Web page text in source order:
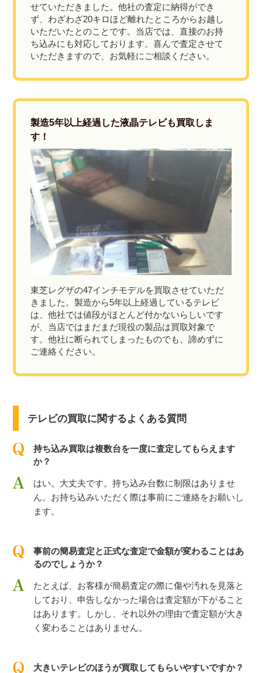
せていただきました。他社の査定に納得ができ
ず、わざわざ20キロほど離れたところからお越し
いただいたとのことです。当店では、直接のお持
ち込みにも対応しております。喜んで査定させて
いただきますので、お気軽にご相談ください。
製造5年以上経過した液晶テレビも買取しま
す！
東芝レグザの47インチモデルを買取させていただ
きました。製造から5年以上経過しているテレビ
は、他社では値段がほとんど付かないらしいです
が、当店ではまだまだ現役の製品は買取対象で
す。他社に断られてしまったものでも、諦めずに
ご連絡ください。
テレビの買取に関するよくある質問
持ち込み買取は複数台を一度に査定してもらえます
か？
はい。大丈夫です。持ち込み台数に制限はありませ
ん。お持ち込みいただく際は事前にご連絡をお願いし
ます。
事前の簡易査定と正式な査定で金額が変わることはあ
るのでしょうか？
たとえば、お客様が簡易査定の際に傷や汚れを見落と
しており、申告しなかった場合は査定額が下がること
はあります。しかし、それ以外の理由で査定額が大き
く変わることはありません。
大きいテレビのほうが買取してもらいやすいですか？